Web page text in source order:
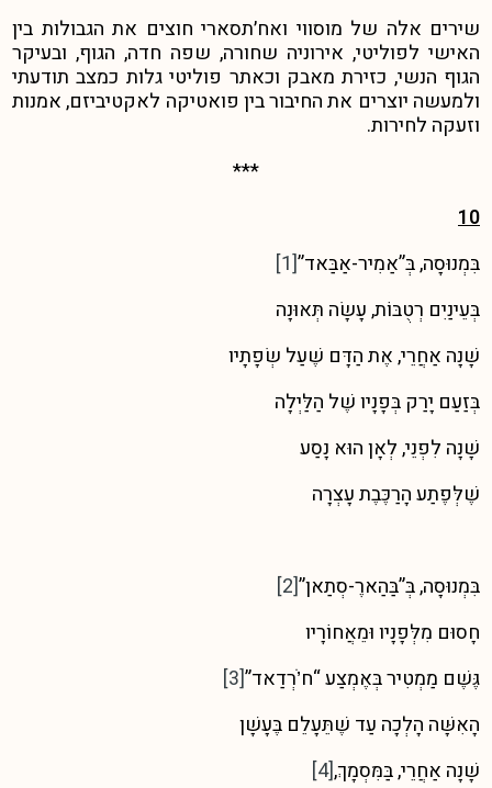
שירים אלה של מוסווי ואח׳תסארי חוצים את הגבולות בין
האישי לפוליטי, אירוניה שחורה, שפה חדה, הגוף, ובעיקר
הגוף הנשי, כזירת מאבק וכאתר פוליטי גלות כמצב תודעתי
ולמעשה יוצרים את החיבור בין פואטיקה לאקטיביזם, אמנות
וזעקה לחירות.
***
10
בִּמְנוּסָה, בְּ”אַמִיר-אַבַּאד”[1]
בְּעֵינַיִם רְטֻבּוֹת, עָשָׂה תְּאוּנָה
שָׁנָה אַחֲרֵי, אֶת הַדָּם שֶׁעַל שְׂפָתָיו
בְּזַעַם יָרַק בְּפָנָיו שֶׁל הַלַּיְלָה
שָׁנָה לִפְנֵי, לְאָן הוּא נָסַע
שֶׁלְּפֶתַע הָרַכֶּבֶת עָצְרָה
בִּמְנוּסָה, בְּ”בַּהַארֶ-סְתַאן”[2]
חָסוּם מִלְּפָנָיו וּמֵאֲחוֹרָיו
גֶּשֶׁם מַמְטִיר בְּאֶמְצַע “ח’ֹרְדַאד”[3]
הָאִשָּׁה הָלְכָה עַד שֶׁתֵּעָלֵם בֶּעָשָׁן
שָׁנָה אַחֲרֵי, בַּמִּסְמָךְ,[4]